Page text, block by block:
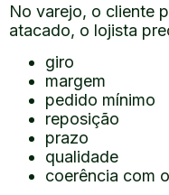
No varejo, o cliente
atacado, o lojista
giro
margem
pedido mínimo
reposição
prazo
qualidade
coerência com